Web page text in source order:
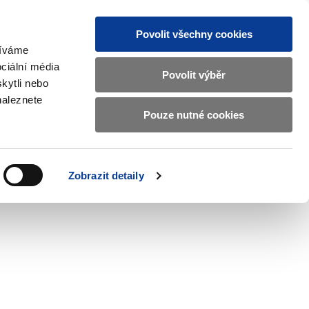
média
nebo
Zobrazit detaily
Povolit všechny cookies
Povolit výběr
Pouze nutné cookies
CZ EN
Základní
informace
o
Ministerstvu
financí
submenu
EU
submenu